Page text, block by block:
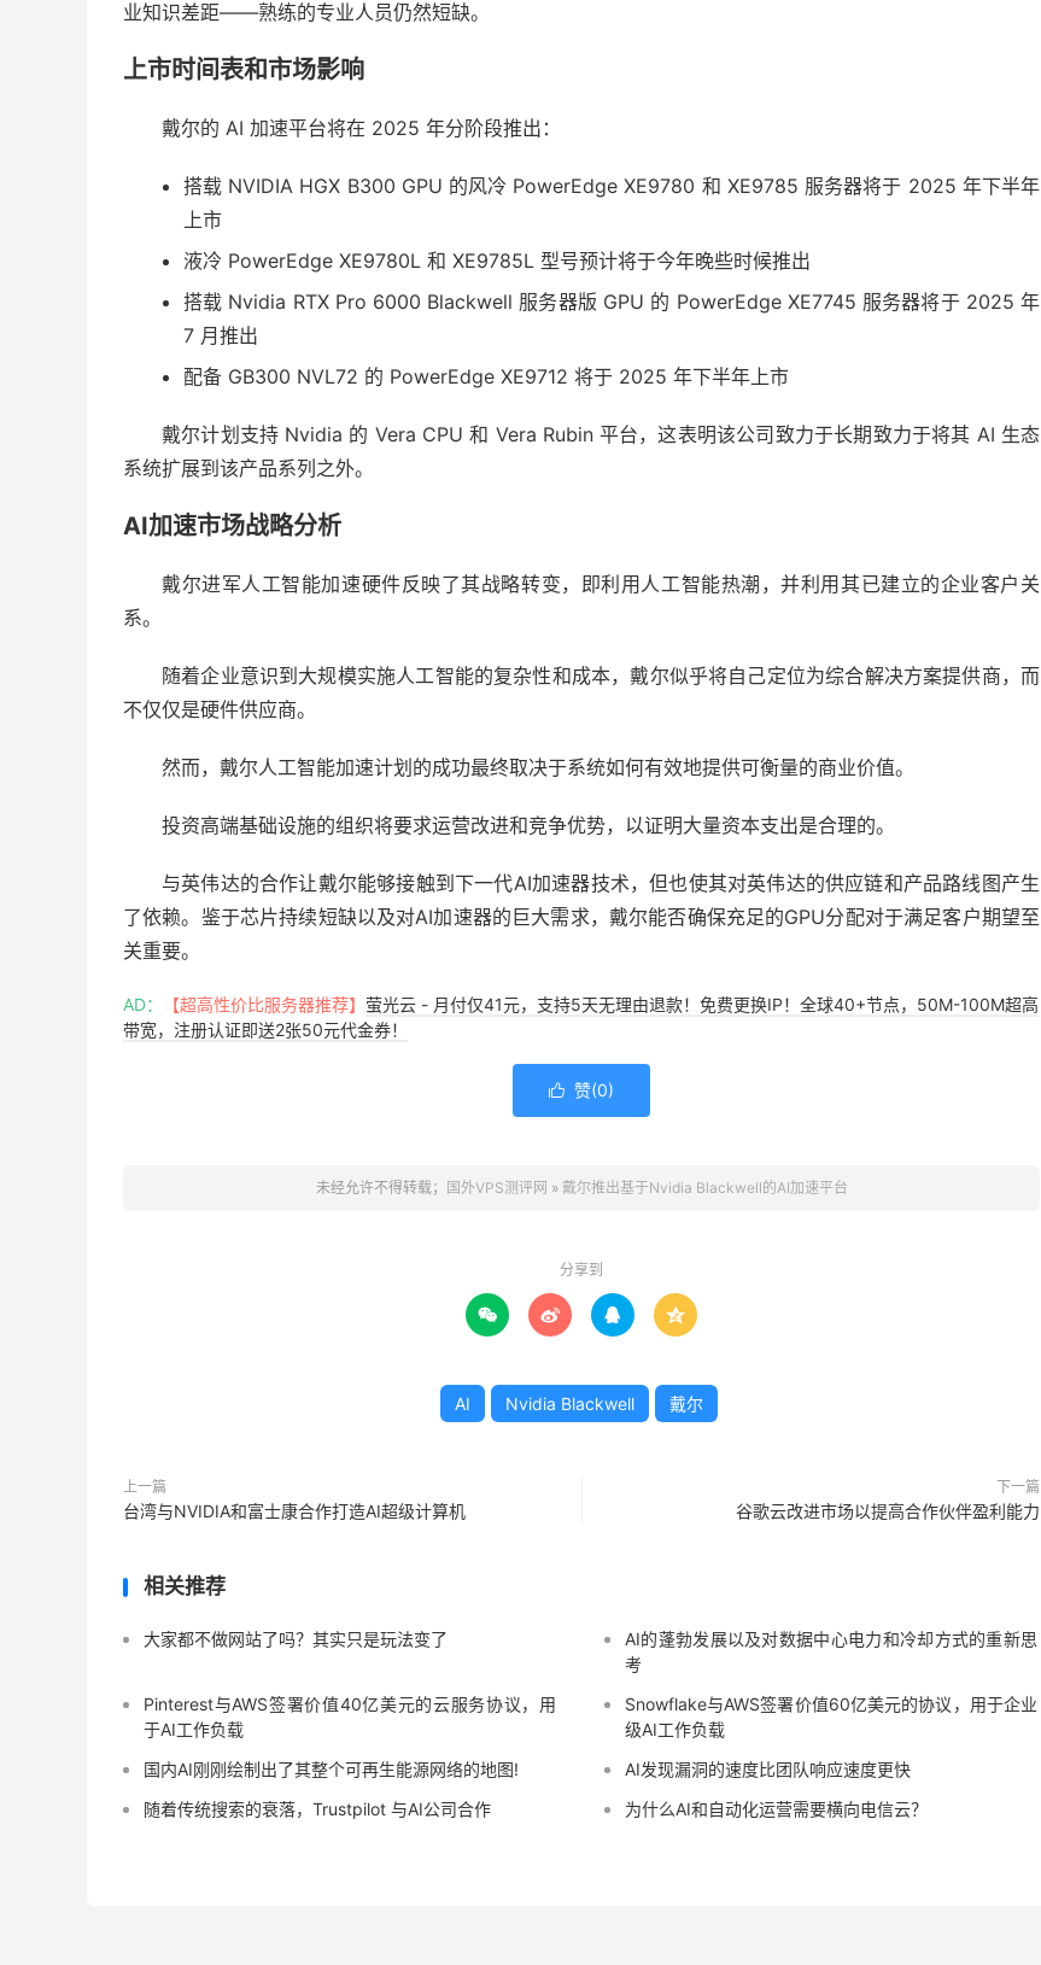
业知识差距——熟练的专业人员仍然短缺。
上市时间表和市场影响
戴尔的 AI 加速平台将在 2025 年分阶段推出：
搭载 NVIDIA HGX B300 GPU 的风冷 PowerEdge XE9780 和 XE9785 服务器将于 2025 年下半年
上市
液冷 PowerEdge XE9780L 和 XE9785L 型号预计将于今年晚些时候推出
搭载 Nvidia RTX Pro 6000 Blackwell 服务器版 GPU 的 PowerEdge XE7745 服务器将于 2025 年
7 月推出
配备 GB300 NVL72 的 PowerEdge XE9712 将于 2025 年下半年上市
戴尔计划支持 Nvidia 的 Vera CPU 和 Vera Rubin 平台，这表明该公司致力于长期致力于将其 AI 生态
系统扩展到该产品系列之外。
AI加速市场战略分析
戴尔进军人工智能加速硬件反映了其战略转变，即利用人工智能热潮，并利用其已建立的企业客户关
系。
随着企业意识到大规模实施人工智能的复杂性和成本，戴尔似乎将自己定位为综合解决方案提供商，而
不仅仅是硬件供应商。
然而，戴尔人工智能加速计划的成功最终取决于系统如何有效地提供可衡量的商业价值。
投资高端基础设施的组织将要求运营改进和竞争优势，以证明大量资本支出是合理的。
与英伟达的合作让戴尔能够接触到下一代AI加速器技术，但也使其对英伟达的供应链和产品路线图产生
了依赖。鉴于芯片持续短缺以及对AI加速器的巨大需求，戴尔能否确保充足的GPU分配对于满足客户期望至
关重要。
AD： 【超高性价比服务器推荐】 萤光云 - 月付仅41元，支持5天无理由退款！免费更换IP！全球40+节点，50M-100M超高
带宽，注册认证即送2张50元代金券！
 赞(0)
未经允许不得转载； 国外VPS测评网 » 戴尔推出基于Nvidia Blackwell的AI加速平台
分享到
   
AI Nvidia Blackwell 戴尔
上一篇
台湾与NVIDIA和富士康合作打造AI超级计算机
下一篇
谷歌云改进市场以提高合作伙伴盈利能力
相关推荐
大家都不做网站了吗？其实只是玩法变了
AI的蓬勃发展以及对数据中心电力和冷却方式的重新思
考
Pinterest与AWS签署价值40亿美元的云服务协议，用
于AI工作负载
Snowflake与AWS签署价值60亿美元的协议，用于企业
级AI工作负载
国内AI刚刚绘制出了其整个可再生能源网络的地图!
AI发现漏洞的速度比团队响应速度更快
随着传统搜索的衰落，Trustpilot 与AI公司合作
为什么AI和自动化运营需要横向电信云？